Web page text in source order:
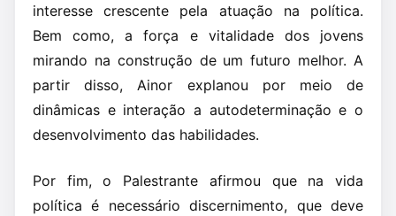
interesse crescente pela atuação na política.
Bem como, a força e vitalidade dos jovens
mirando na construção de um futuro melhor. A
partir disso, Ainor explanou por meio de
dinâmicas e interação a autodeterminação e o
desenvolvimento das habilidades.
Por fim, o Palestrante afirmou que na vida
política é necessário discernimento, que deve